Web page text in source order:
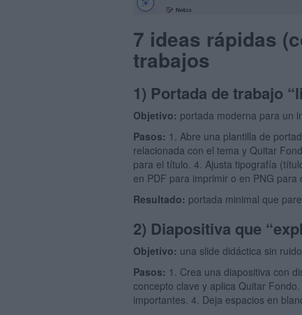
7 ideas rápidas
trabajos
1) Portada de trabajo
Objetivo: portada moderna para un
Pasos: 1. Abre una plantilla de
relacionada con el tema y Quitar
para el título. 4. Ajusta tipografía
en PDF para imprimir o en PNG para
Resultado: portada minimal que
2) Diapositiva que
Objetivo: una slide didáctica sin
Pasos: 1. Crea una diapositiva con
concepto clave y aplica Quitar
importantes. 4. Deja espacios en